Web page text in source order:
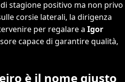
stagione positivo ma non privo
corsie laterali, la dirigenza
per regalare a Igor
capace di garantire qualità,
è il nome giusto